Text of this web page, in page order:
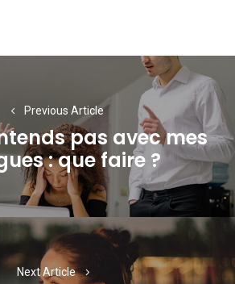
Previous Article
Previous
post:
pas avec mes
: que faire ?
Next Article